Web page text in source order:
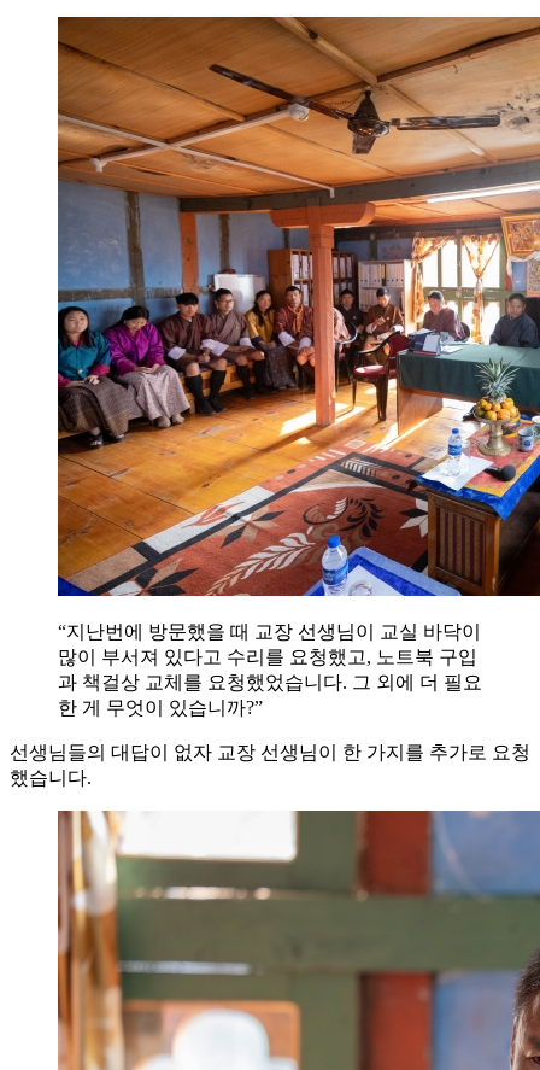
“지난번에 방문했을 때 교장 선생님이 교실 바닥이
많이 부서져 있다고 수리를 요청했고, 노트북 구입
과 책걸상 교체를 요청했었습니다. 그 외에 더 필요
한 게 무엇이 있습니까?”
선생님들의 대답이 없자 교장 선생님이 한 가지를 추가로 요청
했습니다.